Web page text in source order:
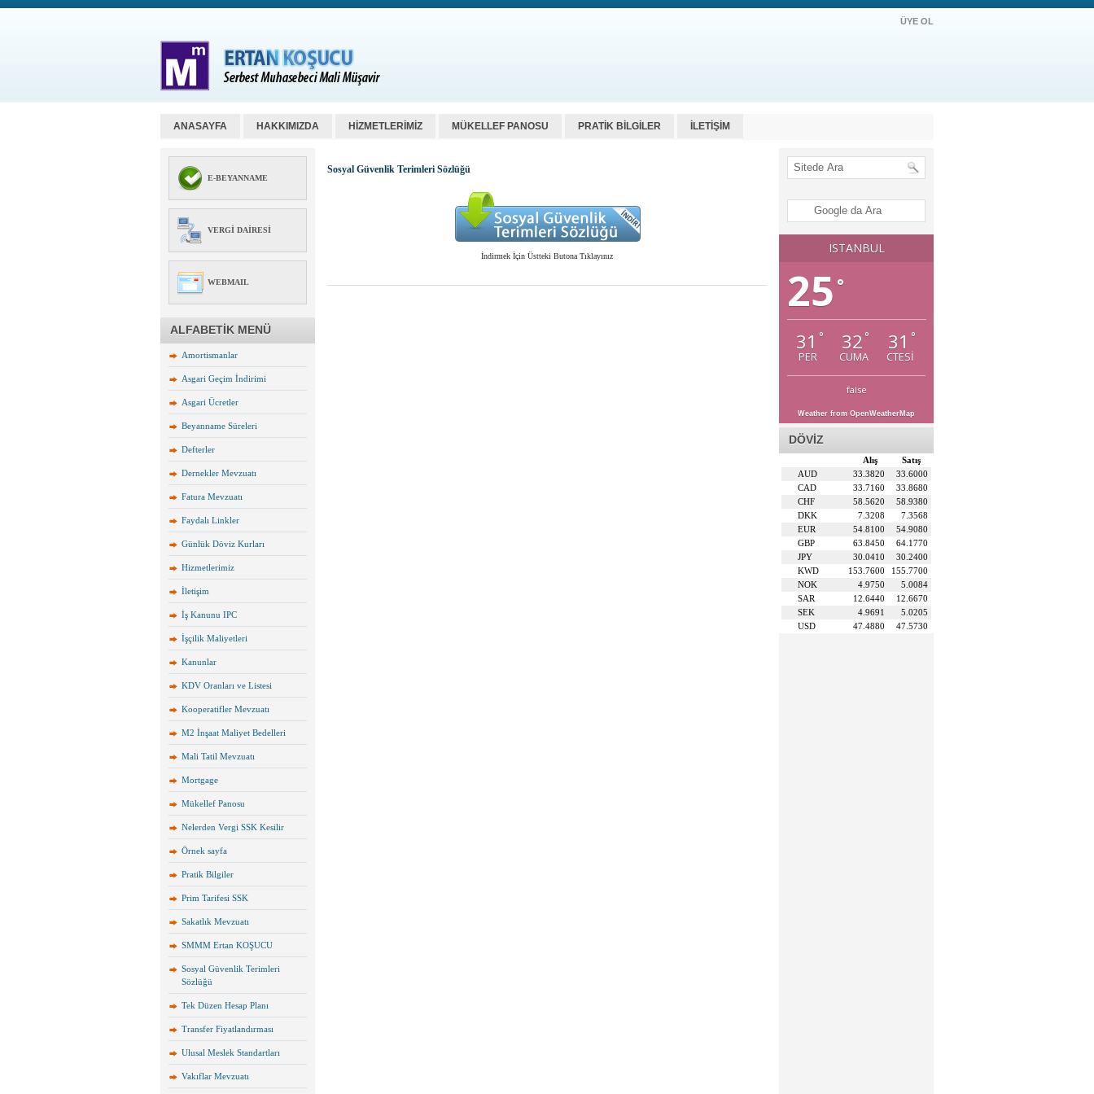
ÜYE OL
ANASAYFA HAKKIMIZDA HİZMETLERİMİZ MÜKELLEF PANOSU PRATİK BİLGİLER İLETİŞİM
E-BEYANNAME
VERGI DAIRESI
WEBMAIL
ALFABETİK MENÜ
Amortismanlar
Asgari Geçim İndirimi
Asgari Ücretler
Beyanname Süreleri
Defterler
Dernekler Mevzuatı
Fatura Mevzuatı
Faydalı Linkler
Günlük Döviz Kurları
Hizmetlerimiz
İletişim
İş Kanunu IPC
İşçilik Maliyetleri
Kanunlar
KDV Oranları ve Listesi
Kooperatifler Mevzuatı
M2 İnşaat Maliyet Bedelleri
Mali Tatil Mevzuatı
Mortgage
Mükellef Panosu
Nelerden Vergi SSK Kesilir
Örnek sayfa
Pratik Bilgiler
Prim Tarifesi SSK
Sakatlık Mevzuatı
SMMM Ertan KOŞUCU
Sosyal Güvenlik Terimleri
Sözlüğü
Tek Düzen Hesap Planı
Transfer Fiyatlandırması
Ulusal Meslek Standartları
Vakıflar Mevzuatı
Sosyal Güvenlik Terimleri Sözlüğü
İndirmek İçin Üstteki Butona Tıklayınız
ISTANBUL
25 °
31 °
PER
32 °
CUMA
31 °
CTESI
false
Weather from OpenWeatherMap
DÖVİZ
Satış
Alış
AUD
33.6000
33.3820
CAD
33.8680
33.7160
CHF
58.9380
58.5620
DKK
7.3568
7.3208
EUR
54.9080
54.8100
GBP
64.1770
63.8450
JPY
30.2400
30.0410
KWD
155.7700
153.7600
NOK
5.0084
4.9750
SAR
12.6670
12.6440
SEK
5.0205
4.9691
USD
47.5730
47.4880